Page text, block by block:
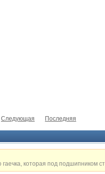
Следующая Последняя
которая под подшипником